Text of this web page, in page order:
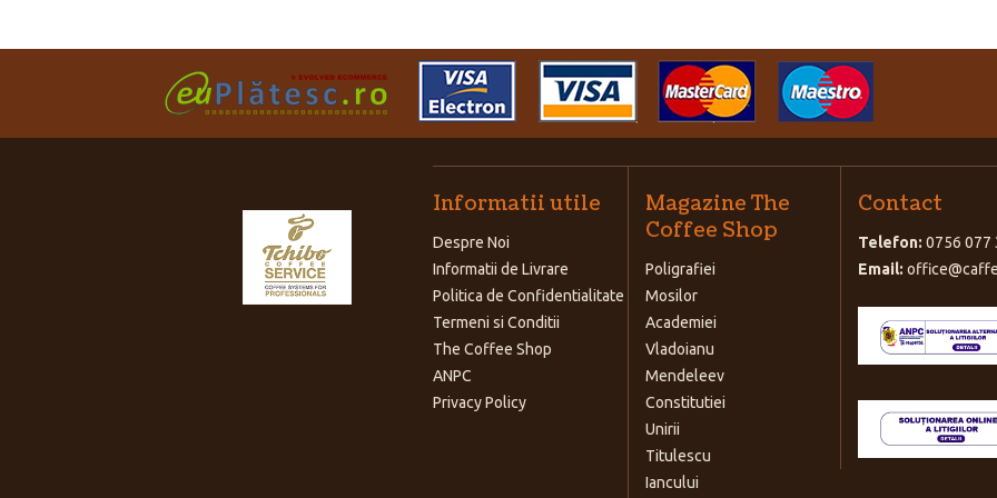
Informatii utile
Despre Noi
Informatii de Livrare
Politica de Confidentialitate
Termeni si Conditii
The Coffee Shop
ANPC
Privacy Policy
Magazine The
Coffee Shop
Poligrafiei
Mosilor
Academiei
Vladoianu
Mendeleev
Constitutiei
Unirii
Titulescu
Iancului
Contact
Telefon: 0756 077
Email: